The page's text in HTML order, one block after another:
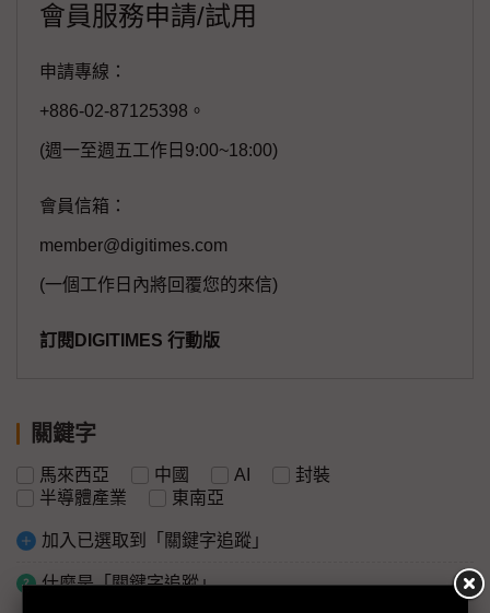
會員服務申請/試用
申請專線：
+886-02-87125398。
(週一至週五工作日9:00~18:00)
會員信箱：
member@digitimes.com
(一個工作日內將回覆您的來信)
訂閱DIGITIMES 行動版
關鍵字
馬來西亞 中國 AI
封裝
半導體產業
東南亞
加入已選取到「關鍵字追蹤」
什麼是「關鍵字追蹤」